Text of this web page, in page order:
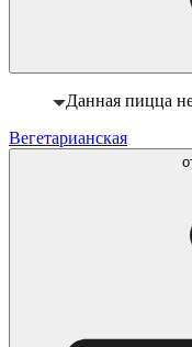
Данная пицца
Вегетарианская